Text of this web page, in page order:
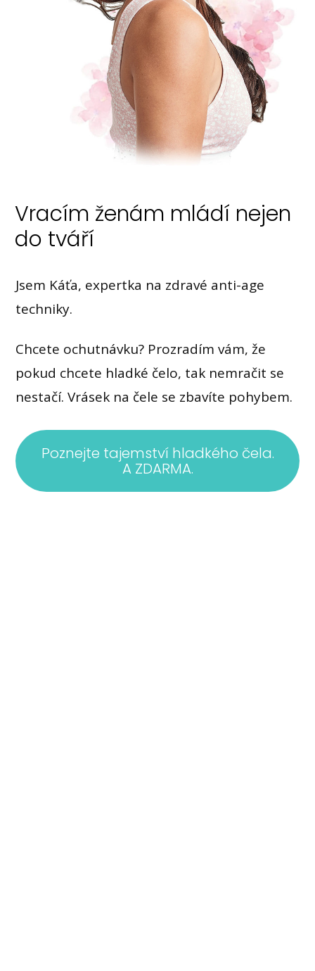
Vracím ženám mládí nejen
do tváří
Jsem Káťa, expertka na zdravé anti-age
techniky.
Chcete ochutnávku? Prozradím vám, že
pokud chcete hladké čelo, tak nemračit se
nestačí. Vrásek na čele se zbavíte pohybem.
Poznejte tajemství hladkého čela.
A ZDARMA.